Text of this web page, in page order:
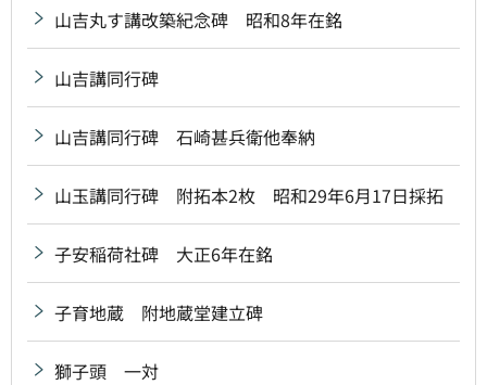
山吉丸す講改築紀念碑 昭和8年在銘
山吉講同行碑
山吉講同行碑 石崎甚兵衛他奉納
山玉講同行碑 附拓本2枚 昭和29年6月17日採拓
子安稲荷社碑 大正6年在銘
子育地蔵 附地蔵堂建立碑
獅子頭 一対